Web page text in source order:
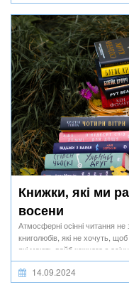
Книжки, які ми
восени
Атмосферні осінні читання
книголюбів, які не хочуть,
які мають вайб кожного з
14.09.2024